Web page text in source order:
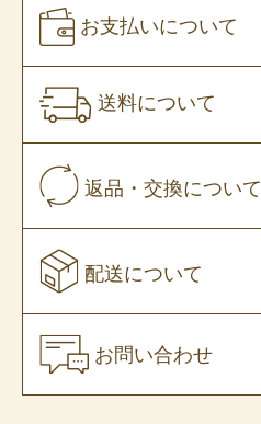
お支払いについて
送料について
返品・交換について
配送について
お問い合わせ